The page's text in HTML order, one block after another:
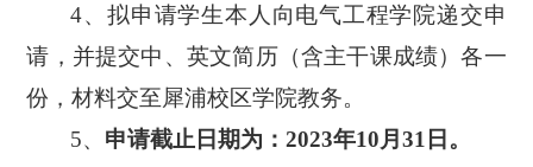
4、拟申请学生本人向电气工程学院递交申
请，并提交中、英文简历（含主干课成绩）各一
份，材料交至犀浦校区学院教务。
5、 申请截止日期为：2023年10月31 日。